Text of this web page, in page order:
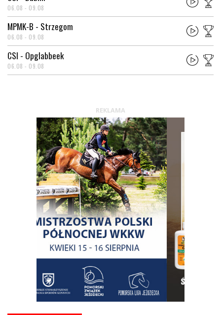
06.08 - 09.08
MPMK-B - Strzegom
06.08 - 09.08
CSI - Opglabbeek
06.08 - 09.08
REKLAMA